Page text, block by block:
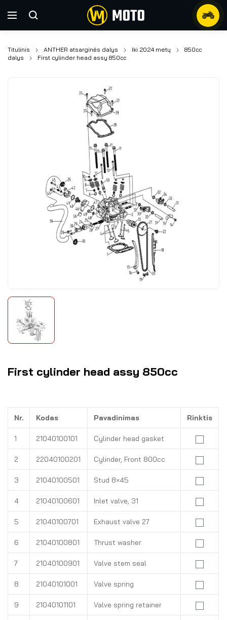
Titulinis ANTHER atsarginės dalys Iki 2024 metų
850cc
dalys
First cylinder head assy 850cc
First cylinder head assy 850cc
Nr. Kodas Pavadinimas Rinktis
1 21040100101 Cylinder head gasket
2 22040100201 Cylinder, Front 800cc
3 21040100501 Stud 8×45
4 21040100601 Inlet valve, 31
5 21040100701 Exhaust valve 27
6 21040100801 Thrust washer
7 21040100901 Valve stem seal
8 21040101001 Valve spring
9 21040101101 Valve spring retainer